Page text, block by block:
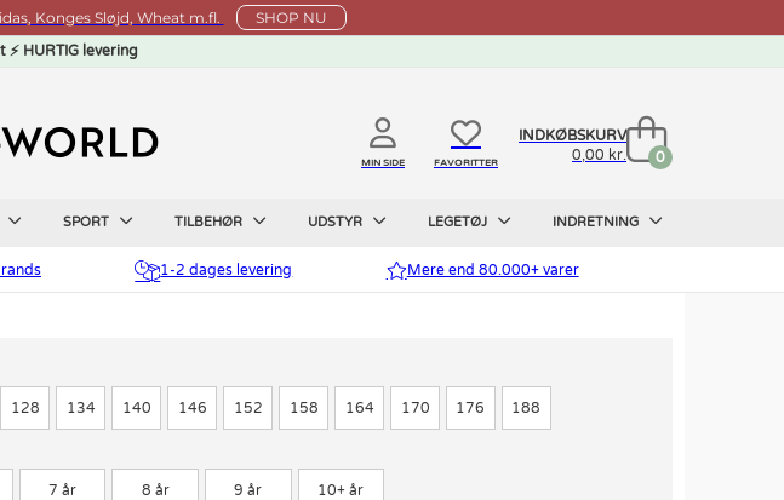
Konges Sløjd, Wheat m.fl. SHOP NU
HURTIG levering
MIN SIDE FAVORITTER
INDKØBSKURV
0,00 kr.
0
SPORT TILBEHØR UDSTYR LEGETØJ INDRETNING
1-2 dages levering Mere end 80.000+ varer
128 134 140 146 152 158 164 170 176
188
7 år 8 år 9 år 10+ år